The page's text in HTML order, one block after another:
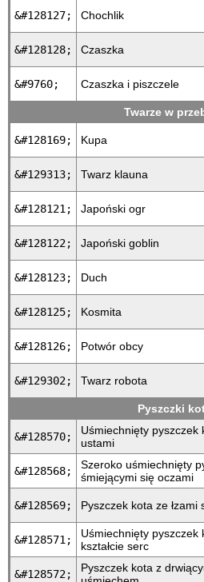
&#128127; Chochlik
&#128128; Czaszka
&#9760; Czaszka i piszczele
Twarze w
&#128169; Kupa
&#129313; Twarz klauna
&#128121; Japoński ogr
&#128122; Japoński goblin
&#128123; Duch
&#128125; Kosmita
&#128126; Potwór obcy
&#129302; Twarz robota
Pyszczki
&#128570;
Uśmiechnięty pyszczek
ustami
&#128568;
Szeroko uśmiechnięty
śmiejącymi się oczami
&#128569; Pyszczek kota ze łzami
&#128571;
Uśmiechnięty pyszczek
kształcie serc
&#128572;
Pyszczek kota z